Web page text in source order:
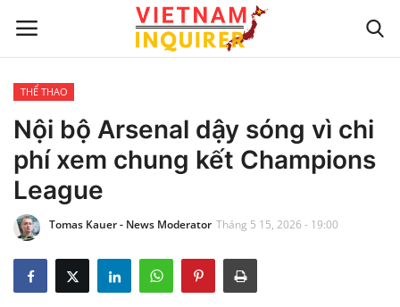
Trang chủ
Liên hệ
TIN TỨC THẾ GIỚI
CẬP NHẬT
THỂ THAO
Nội bộ Arsenal dậy sóng vì chi
phí xem chung kết Champions
League
Tomas Kauer - News Moderator Tháng 5 15, 2026 - 19:00